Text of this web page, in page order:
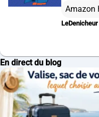
LeDenicheur
En direct du blog